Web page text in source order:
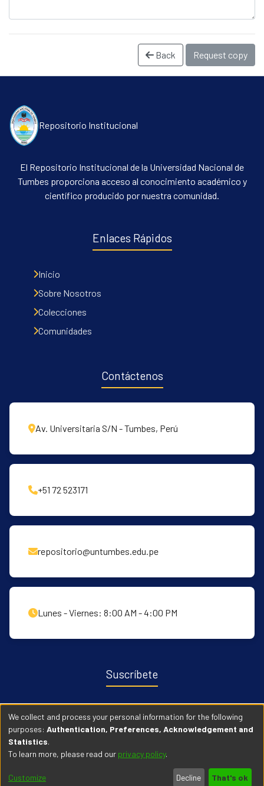
Communities & Collections
All of DSpace
Statistics
Contacto
Back Request copy
Repositorio Institucional
El Repositorio Institucional de la Universidad Nacional de
Tumbes proporciona acceso al conocimiento académico y
científico producido por nuestra comunidad.
Enlaces Rápidos
Inicio
Sobre Nosotros
Colecciones
Comunidades
Contáctenos
Av. Universitaria S/N - Tumbes, Perú
+51 72 523171
repositorio@untumbes.edu.pe
Lunes - Viernes: 8:00 AM - 4:00 PM
Suscríbete
Recibe notificaciones sobre nuevas publicaciones y eventos
relacionados con el repositorio. ingresa Aqui →
We collect and process your personal information for the following
purposes: Authentication, Preferences, Acknowledgement and
Statistics.
To learn more, please read our privacy policy.
Customize Decline That's ok